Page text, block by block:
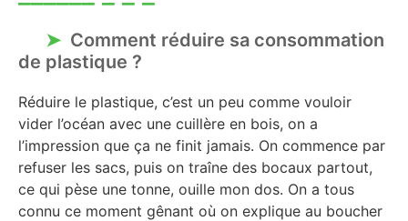
Comment réduire sa consommation
de plastique ?
Réduire le plastique, c’est un peu comme vouloir
vider l’océan avec une cuillère en bois, on a
l’impression que ça ne finit jamais. On commence par
refuser les sacs, puis on traîne des bocaux partout,
ce qui pèse une tonne, ouille mon dos. On a tous
connu ce moment gênant où on explique au boucher